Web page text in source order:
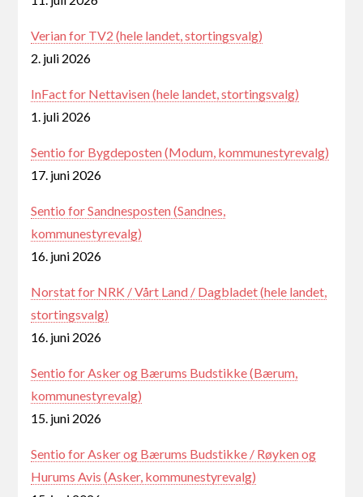
Verian for TV2 (hele landet, stortingsvalg)
2. juli 2026
InFact for Nettavisen (hele landet, stortingsvalg)
1. juli 2026
Sentio for Bygdeposten (Modum, kommunestyrevalg)
17. juni 2026
Sentio for Sandnesposten (Sandnes,
kommunestyrevalg)
16. juni 2026
Norstat for NRK / Vårt Land / Dagbladet (hele landet,
stortingsvalg)
16. juni 2026
Sentio for Asker og Bærums Budstikke (Bærum,
kommunestyrevalg)
15. juni 2026
Sentio for Asker og Bærums Budstikke / Røyken og
Hurums Avis (Asker, kommunestyrevalg)